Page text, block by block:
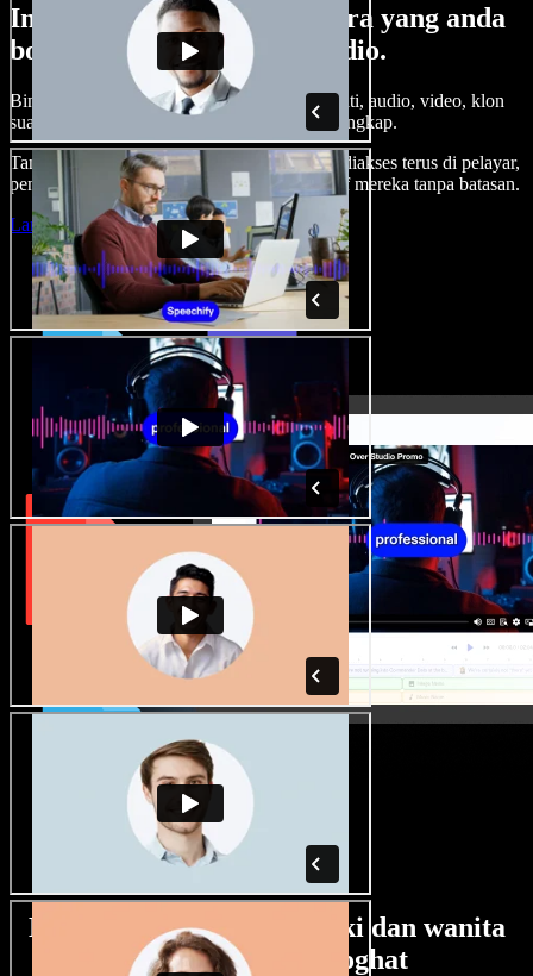
Ini hanya sebahagian perkara yang anda
boleh buat di Speechify Studio.
Bina suara latar, tambah imej stok tanpa royalti, audio, video, klon
suara anda, untuk projek audio video yang lengkap.
Tanpa keluk pembelajaran dan semua boleh diakses terus di pelayar,
pencipta boleh realisasikan segala idea kreatif mereka tanpa batasan.
Lancarkan Studio
Banyak pilihan suara lelaki dan wanita
dengan pelbagai loghat